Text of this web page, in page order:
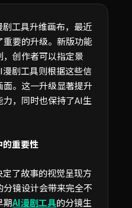
工具升维画布，最近
要的升级。新版功能
创作者可以指定景
剧工具则根据这些信
。这一升级显著提升
，同时也保持了AI生
重要性
了故事的视觉呈现方
镜设计会带来完全不
期AI漫剧工具的分镜生